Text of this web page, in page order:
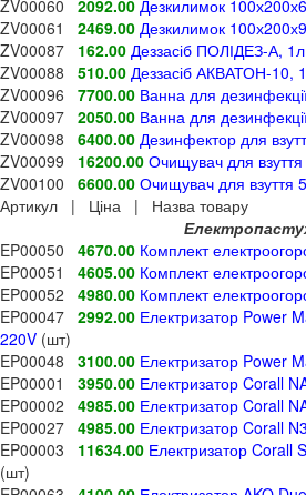
ZV00060 2092.00 Дезкилимок
ZV00061 2469.00 Дезкилимок
ZV00087 162.00 Деззасіб ПОЛІДЕЗ-А,
ZV00088 510.00 Деззасіб АКВАТОН-10,
ZV00096 7700.00 Ванна для
ZV00097 2050.00 Ванна для
ZV00098 6400.00 Дезинфектор для
ZV00099 16200.00 Очищувач для
ZV00100 6600.00 Очищувач для взуття
Артикул | Ціна | Назва товару
EP00050 4670.00 Комплект
EP00051 4605.00 Комплект
EP00052 4980.00 Комплект
EP00047 2992.00 Електризатор Power
220V (шт)
EP00048 3100.00 Електризатор Power
EP00001 3950.00 Електризатор Corall
EP00002 4985.00 Електризатор Corall
EP00027 4985.00 Електризатор Corall
EP00003 11634.00 Електризатор Corall
(шт)